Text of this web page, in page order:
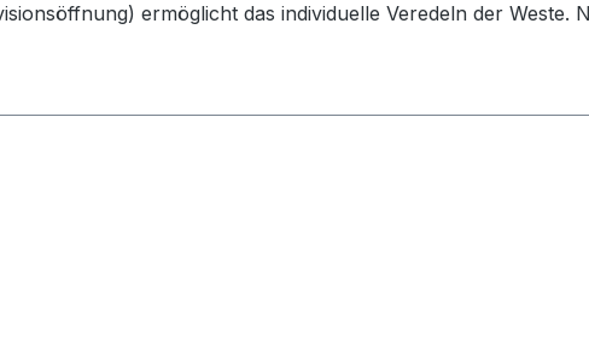
ermöglicht das individuelle Veredeln der Weste.